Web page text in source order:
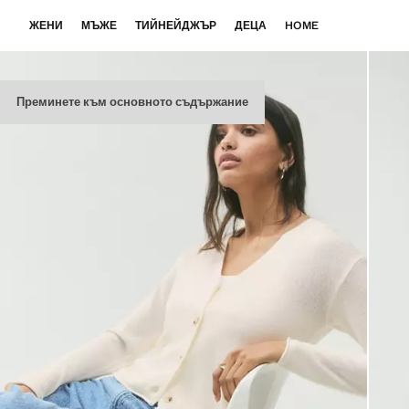
Преминете към основното съдържание
ЖЕНИ МЪЖЕ ТИЙНЕЙДЖЪР ДЕЦА HOME